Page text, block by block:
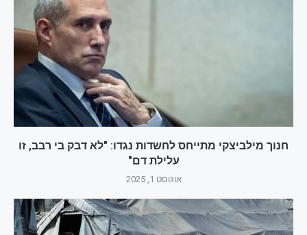
חנוך מילביצקי מתייחס לחשדות נגדו: "לא דבק בי רבב, זו
עלילת דם"
אוגוסט 1, 2025